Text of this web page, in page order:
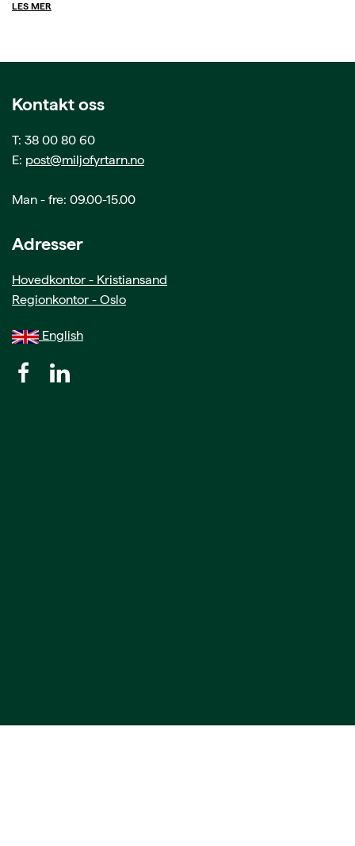
LES MER
Kontakt oss
T: 38 00 80 60
E: post@miljofyrtarn.no
Man - fre: 09.00-15.00
Adresser
Hovedkontor - Kristiansand
Regionkontor - Oslo
English